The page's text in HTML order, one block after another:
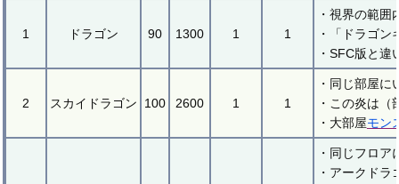
1 ドラゴン 90 1300 1 1
・視界の範
・「ドラゴ
・SFC版と
2 スカイドラゴン 100 2600 1 1
・同じ部屋
・この炎は
・大部屋モン
・同じフロ
・アークド